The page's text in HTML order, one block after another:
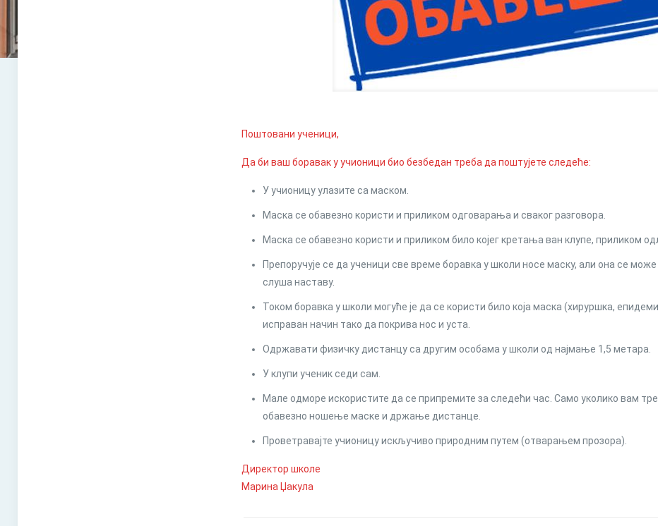
Поштовани ученици,
Да би ваш боравак у учионици био безбедан треба да поштујете следеће:
У учионицу улазите са маском.
Маска се обавезно користи и приликом одговарања и сваког разговора.
Маска се обавезно користи и приликом било којег кретања ван клупе, приликом
Препоручује се да ученици све време боравка у школи носе маску, али она се
слуша наставу.
Током боравка у школи могуће је да се користи било која маска (хируршка,
исправан начин тако да покрива нос и уста.
Одржавати физичку дистанцу са другим особама у школи од најмање 1,5 метара.
У клупи ученик седи сам.
Мале одморе искористите да се припремите за следећи час. Само уколико вам
обавезно ношење маске и држање дистанце.
Проветравајте учионицу искључиво природним путем (отварањем прозора).
Директор школе
Марина Џакула